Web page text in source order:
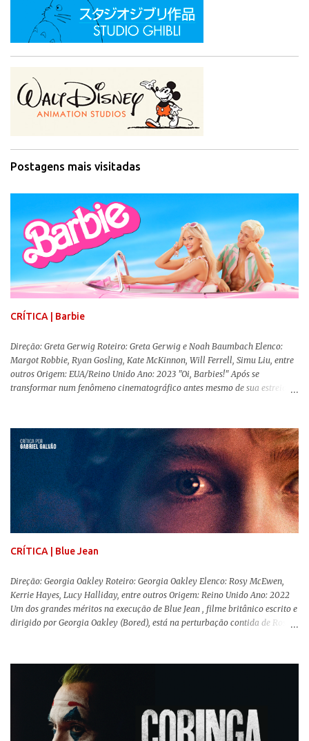
Postagens mais visitadas
CRÍTICA | Barbie
Direção: Greta Gerwig Roteiro: Greta Gerwig e Noah Baumbach Elenco:
Margot Robbie, Ryan Gosling, Kate McKinnon, Will Ferrell, Simu Liu, entre
outros Origem: EUA/Reino Unido Ano: 2023 "Oi, Barbies!" Após se
transformar num fenômeno cinematográfico antes mesmo de sua estreia,
lançamento, posso afirmar que o longa, dirigido por Greta Gerwig (
Adoráveis Mulheres ) prometeu tudo e entregou mais ainda, se provando o
filme do ano até aqui. Repleto de criatividade, humor e sem medo de não se
levar a sério, a produção aborda temas complexos com críticas potentes. Já
conhecida por sua filmografia feminista, Gerwig traz uma reflexão de
como a Barbie se encaixa no mundo moderno, desenvolvendo a
importância e o impacto, positivo ou negativo, da boneca na vida das
pessoas. Isso tudo com um sentimento de nostalgia multigeracional. Na
CRÍTICA | Blue Jean
Direção: Georgia Oakley Roteiro: Georgia Oakley Elenco: Rosy McEwen,
Kerrie Hayes, Lucy Halliday, entre outros Origem: Reino Unido Ano: 2022
Um dos grandes méritos na execução de Blue Jean , filme britânico escrito e
dirigido por Georgia Oakley (Bored), está na perturbação contida de Rosy
movimentos e falas, equilibrada numa frágil neutralidade entre seu
trabalho e seus afetos, passando noites bebendo e jogando sinuca com seu
grupo de amigas lésbicas e sua amante. É imperativo para ela que ambos
os mundos não se cruzem de modo algum, pois o período histórico no qual
a história se passa - 1988 na Inglaterra - é de um contexto profundamente
conservador e hostil a pessoas queer. Com o governo liderado pela então